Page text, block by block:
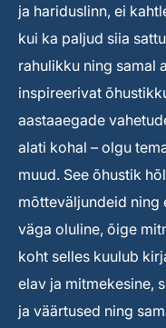
ja hariduslinn, ei
kui ka paljud siia
rahulikku ning samal
inspireerivat
aastaaegade
alati kohal – olgu
muud. See õhustik
mõtteväljundeid ning
väga oluline, õige
koht selles kuulub
elav ja mitmekesine,
ja väärtused ning